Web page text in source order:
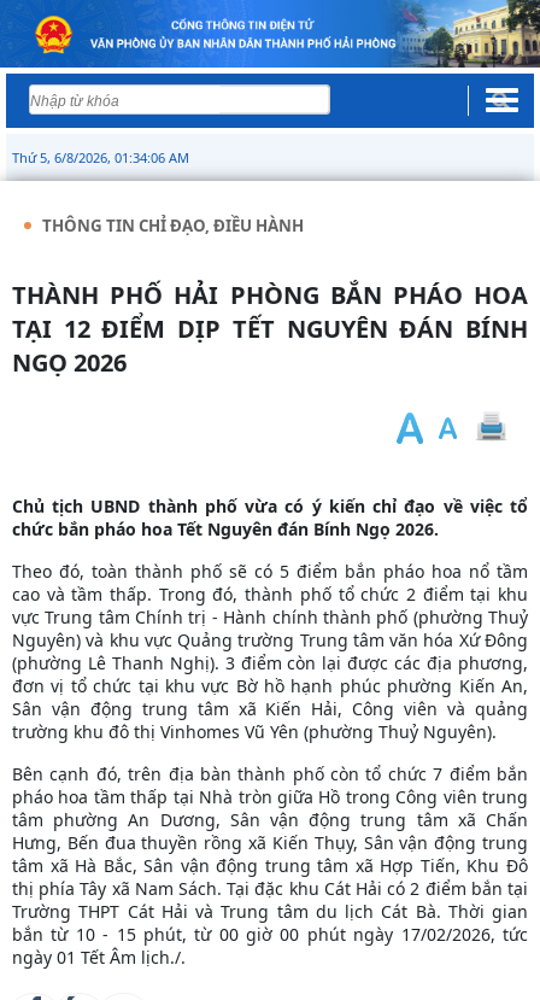
Thứ 5, 6/8/2026, 01:34:06 AM
THÔNG TIN CHỈ ĐẠO, ĐIỀU HÀNH
THÀNH PHỐ HẢI PHÒNG BẮN PHÁO HOA
TẠI 12 ĐIỂM DỊP TẾT NGUYÊN ĐÁN BÍNH
NGỌ 2026
Chủ tịch UBND thành phố vừa có ý kiến chỉ đạo về việc tổ
chức bắn pháo hoa Tết Nguyên đán Bính Ngọ 2026.
Theo đó, toàn thành phố sẽ có 5 điểm bắn pháo hoa nổ tầm
cao và tầm thấp. Trong đó, thành phố tổ chức 2 điểm tại khu
vực Trung tâm Chính trị - Hành chính thành phố (phường Thuỷ
Nguyên) và khu vực Quảng trường Trung tâm văn hóa Xứ Đông
(phường Lê Thanh Nghị). 3 điểm còn lại được các địa phương,
đơn vị tổ chức tại khu vực Bờ hồ hạnh phúc phường Kiến An,
Sân vận động trung tâm xã Kiến Hải, Công viên và quảng
trường khu đô thị Vinhomes Vũ Yên (phường Thuỷ Nguyên).
Bên cạnh đó, trên địa bàn thành phố còn tổ chức 7 điểm bắn
pháo hoa tầm thấp tại Nhà tròn giữa Hồ trong Công viên trung
tâm phường An Dương, Sân vận động trung tâm xã Chấn
Hưng, Bến đua thuyền rồng xã Kiến Thụy, Sân vận động trung
tâm xã Hà Bắc, Sân vận động trung tâm xã Hợp Tiến, Khu Đô
thị phía Tây xã Nam Sách. Tại đặc khu Cát Hải có 2 điểm bắn tại
Trường THPT Cát Hải và Trung tâm du lịch Cát Bà. Thời gian
bắn từ 10 - 15 phút, từ 00 giờ 00 phút ngày 17/02/2026, tức
ngày 01 Tết Âm lịch./.